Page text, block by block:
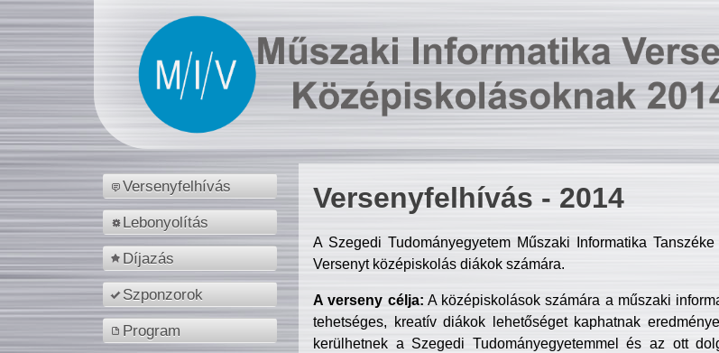
Versenyfelhívás
Lebonyolítás
Díjazás
Szponzorok
Program
Versenyfelhívás - 2014
A Szegedi Tudományegyetem Műszaki Informatika
Versenyt középiskolás diákok számára.
A verseny célja: A középiskolások számára a műszaki
tehetséges, kreatív diákok lehetőséget kaphatnak
kerülhetnek a Szegedi Tudományegyetemmel és az ott